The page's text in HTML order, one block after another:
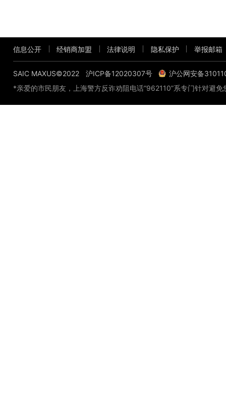
信息公开 经销商加盟 法律说明 隐私保护 举报邮箱
SAIC MAXUS©2022 沪ICP备12020307号
沪公网安备
*亲爱的市民朋友，上海警方反诈劝阻电话“962110”系专门针对避